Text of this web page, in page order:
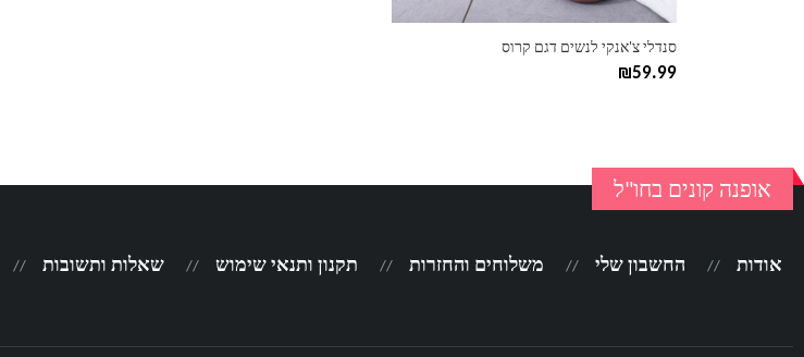
סנדלי צ'אנקי לנשים דגם קרוס
₪59.99
המוצר
אופנה קונים בחו"ל
אודות החשבון שלי משלוחים והחזרות תקנון ותנאי שימוש שאלות ותשובות